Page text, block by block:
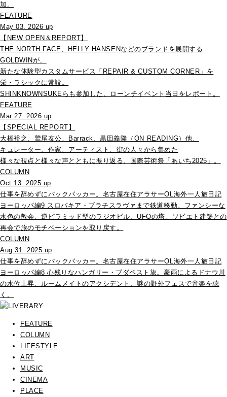
加。
FEATURE
May 03. 2026 up
【NEW OPEN＆REPORT】
THE NORTH FACE、HELLY HANSENなどのブランドを展開する
GOLDWINが、
新たな体験型カスタムサービス「REPAIR & CUSTOM CORNER」を
栄・ラシックに常設。
SHINKNOWNSUKEらも参加した、ローンチイベント当日をレポート。
FEATURE
Mar 27. 2026 up
【SPECIAL REPORT】
大橋裕之、鷲尾友公、Barrack、黒田義隆（ON READING）他、
キュレーター、作家、アーティスト、街の人々から集めた
様々な視点と様々な声とともに振り返る、国際芸術祭「あいち2025」。
COLUMN
Oct 13. 2025 up
仕事を辞めずにバックパッカー。名古屋在住アラサーOL海外一人旅日記
ヨーロッパ編9 スロバキア・ブラチスラヴァまで鉄道移動。ファンシーな
水色の教会、逆ピラミッド型のラジオビル、UFOの塔。ソビエト建築との
再会で旅のモチベーションを取り戻す。
COLUMN
Aug 31. 2025 up
仕事を辞めずにバックパッカー。名古屋在住アラサーOL海外一人旅日記
ヨーロッパ編8 心残りなハンガリー・ブダペスト旅。豪雨によるドナウ川
の水位上昇、ルームメイトのアクシデント、謎の野外フェスで音楽を聴
く。
FEATURE
COLUMN
LIFESTYLE
ART
MUSIC
CINEMA
PLACE